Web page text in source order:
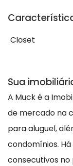
Closet
Sua
A Muck é a
de mercado na
para aluguel,
condomínios.
consecutivos no